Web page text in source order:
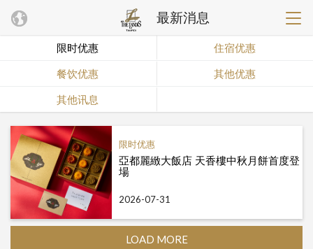
最新消息
限时优惠 住宿优惠
餐饮优惠 其他优惠
其他讯息
限时优惠
亞都麗緻大飯店 天香樓中秋月餅首度登
場
2026-07-31
LOAD MORE